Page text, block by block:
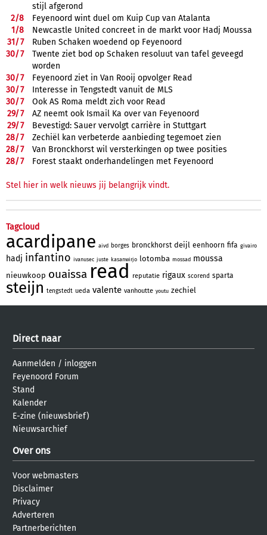
stijl afgerond
2/8
Feyenoord wint duel om Kuip Cup van Atalanta
1/8
Newcastle United concreet in de markt voor Hadj Moussa
31/7
Ruben Schaken woedend op Feyenoord
30/7
Twente ziet bod op Schaken resoluut van tafel geveegd
worden
30/7
Feyenoord ziet in Van Rooij opvolger Read
30/7
Interesse in Tengstedt vanuit de MLS
30/7
Ook AS Roma meldt zich voor Read
29/7
AZ neemt ook Ismail Ka over van Feyenoord
29/7
Bevestigd: Sauer vervolgt carrière in Stuttgart
28/7
Zechiël kan verbeterde aanbieding tegemoet zien
28/7
Van Bronckhorst wil versterkingen op twee posities
28/7 Forest staakt onderhandelingen met Feyenoord
Stel hier in welk nieuws jij belangrijk vindt.
Tagcloud
acardipane aivd borges bronckhorst deijl eenhoorn fifa givairo
hadj infantino ivanusec juste kasanwirjo lotomba mossad moussa
nieuwkoop ouaissa read reputatie rigaux scorend sparta
steijn tengstedt ueda valente vanhoutte youtu zechiel
Direct naar
Aanmelden / inloggen
Feyenoord Forum
Stand
Kalender
E-zine (nieuwsbrief)
Nieuwsarchief
Over ons
Voor webmasters
Disclaimer
Privacy
Adverteren
Partnerberichten